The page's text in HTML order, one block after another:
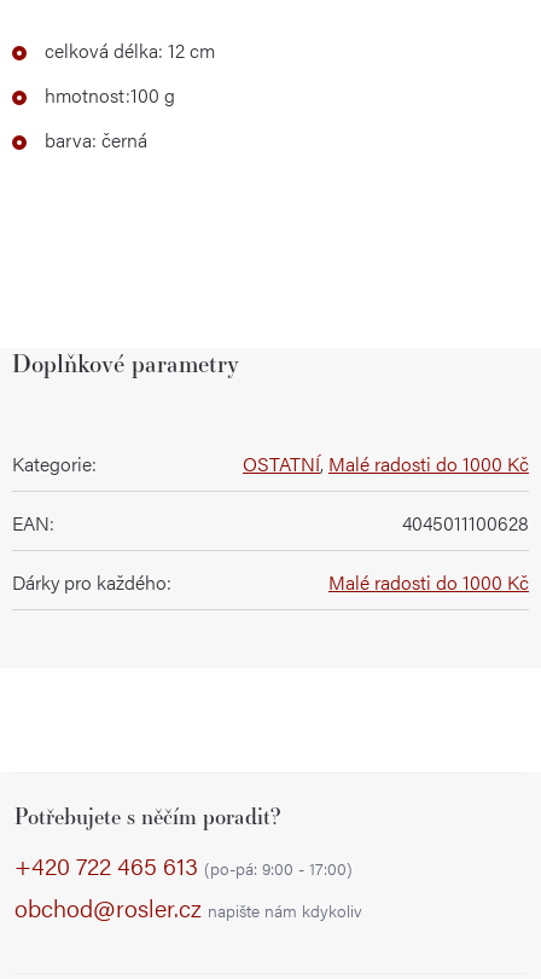
celková délka: 12 cm
hmotnost:100 g
barva: černá
Doplňkové parametry
Kategorie: OSTATNÍ, Malé radosti do 1000 Kč
EAN: 4045011100628
Dárky pro každého: Malé radosti do 1000 Kč
Potřebujete s něčím poradit?
+420 722 465 613 (po-pá: 9:00 - 17:00)
obchod@rosler.cz napište nám kdykoliv